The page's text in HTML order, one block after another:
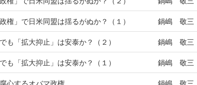
権」で日米同盟は揺るがぬか？（１） 鍋嶋 敬三
も「拡大抑止」は安泰か？（２） 鍋嶋 敬三
も「拡大抑止」は安泰か？（１） 鍋嶋 敬三
心するオバマ政権 鍋嶋 敬三